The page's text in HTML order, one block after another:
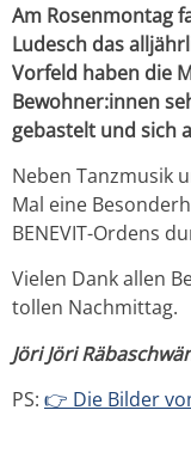
Am Rosenmontag
Ludesch das
Vorfeld haben die
Bewohner:innen
gebastelt und sich
Neben Tanzmusik
Mal eine
BENEVIT-Ordens
Vielen Dank allen
tollen Nachmittag.
Jöri Jöri
PS: 👉 Die Bilder